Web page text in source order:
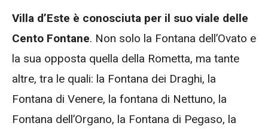
Villa d’Este è conosciuta per il suo viale delle
Cento Fontane. Non solo la Fontana dell’Ovato e
la sua opposta quella della Rometta, ma tante
altre, tra le quali: la Fontana dei Draghi, la
Fontana di Venere, la fontana di Nettuno, la
Fontana dell’Organo, la Fontana di Pegaso, la